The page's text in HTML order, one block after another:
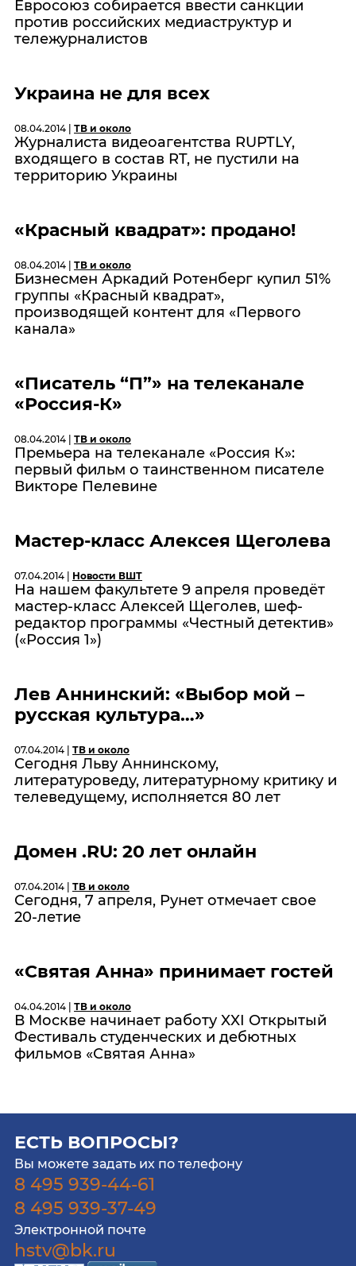
Евросоюз собирается ввести санкции
против российских медиаструктур и
тележурналистов
Украина не для всех
08.04.2014 | ТВ и около
Журналиста видеоагентства RUPTLY,
входящего в состав RT, не пустили на
территорию Украины
«Красный квадрат»: продано!
08.04.2014 | ТВ и около
Бизнесмен Аркадий Ротенберг купил 51%
группы «Красный квадрат»,
производящей контент для «Первого
канала»
«Писатель “П”» на телеканале
«Россия-К»
08.04.2014 | ТВ и около
Премьера на телеканале «Россия К»:
первый фильм о таинственном писателе
Викторе Пелевине
Мастер-класс Алексея Щеголева
07.04.2014 | Новости ВШТ
На нашем факультете 9 апреля проведёт
мастер-класс Алексей Щеголев, шеф-
редактор программы «Честный детектив»
(«Россия 1»)
Лев Аннинский: «Выбор мой –
русская культура…»
07.04.2014 | ТВ и около
Сегодня Льву Аннинскому,
литературоведу, литературному критику и
телеведущему, исполняется 80 лет
Домен .RU: 20 лет онлайн
07.04.2014 | ТВ и около
Сегодня, 7 апреля, Рунет отмечает свое
20-летие
«Святая Анна» принимает гостей
04.04.2014 | ТВ и около
В Москве начинает работу XXI Открытый
Фестиваль студенческих и дебютных
фильмов «Святая Анна»
ЕСТЬ ВОПРОСЫ?
Вы можете задать их по телефону
8 495 939-44-61
8 495 939-37-49
Электронной почте
hstv@bk.ru